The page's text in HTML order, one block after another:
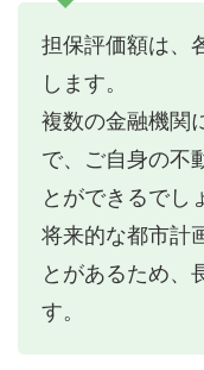
担保評価額は、
します。
複数の金融機関
で、ご自身の不
とができるでし
将来的な都市計
とがあるため、
す。